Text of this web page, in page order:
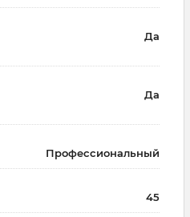
Да
Да
Профессиональный
45